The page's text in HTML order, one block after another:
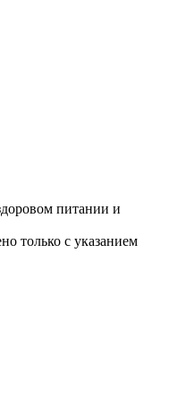
питании и
только с указанием